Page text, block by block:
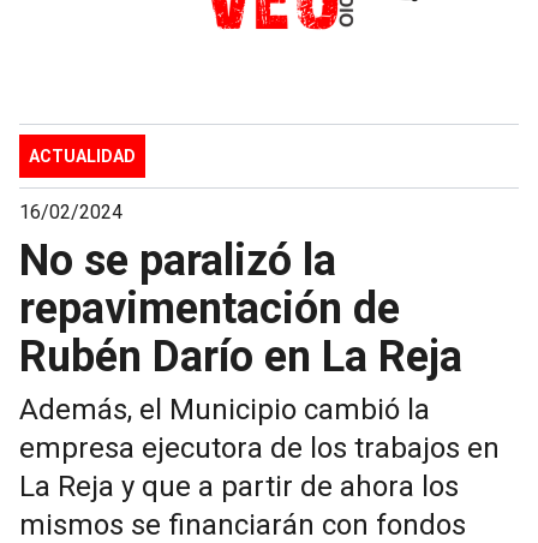
ACTUALIDAD
16/02/2024
No se paralizó la
repavimentación de
Rubén Darío en La Reja
Además, el Municipio cambió la
empresa ejecutora de los trabajos en
La Reja y que a partir de ahora los
mismos se financiarán con fondos